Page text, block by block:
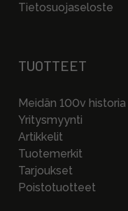
Tietosuojaseloste
TUOTTEET
Meidän 100v historia
Yritysmyynti
Artikkelit
Tuotemerkit
Tarjoukset
Poistotuotteet